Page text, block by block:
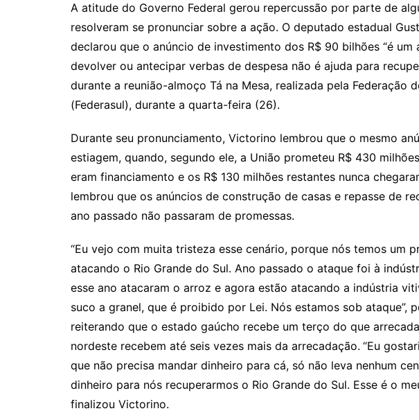
A atitude do Governo Federal gerou repercussão por parte de
resolveram se pronunciar sobre a ação. O deputado estadual
declarou que o anúncio de investimento dos R$ 90 bilhões “é
devolver ou antecipar verbas de despesa não é ajuda para
durante a reunião-almoço Tá na Mesa, realizada pela Federação
(Federasul), durante a quarta-feira (26).
Durante seu pronunciamento, Victorino lembrou que o mesmo
estiagem, quando, segundo ele, a União prometeu R$ 430
eram financiamento e os R$ 130 milhões restantes nunca
lembrou que os anúncios de construção de casas e repasse de
ano passado não passaram de promessas.
“Eu vejo com muita tristeza esse cenário, porque nós temos um
atacando o Rio Grande do Sul. Ano passado o ataque foi à
esse ano atacaram o arroz e agora estão atacando a indústria
suco a granel, que é proibido por Lei. Nós estamos sob ataque”,
reiterando que o estado gaúcho recebe um terço do que
nordeste recebem até seis vezes mais da arrecadação. “Eu
que não precisa mandar dinheiro para cá, só não leva nenhum
dinheiro para nós recuperarmos o Rio Grande do Sul. Esse é o
finalizou Victorino.